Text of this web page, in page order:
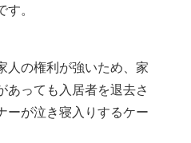
。
人の権利が強いため、家
あっても入居者を退去さ
ーが泣き寝入りするケー